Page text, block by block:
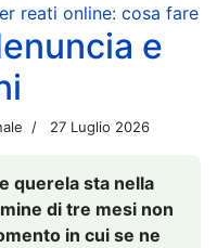
reati online: cosa fare
e
27 Luglio 2026
querela sta nella
di tre mesi non
in cui se ne